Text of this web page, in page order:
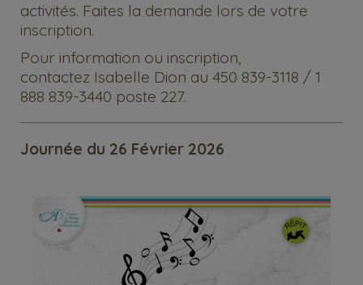
activités. Faites la demande lors de votre
inscription.
Pour information ou inscription,
contactez Isabelle Dion au 450 839-3118 / 1
888 839-3440 poste 227.
Journée du 26 Février 2026